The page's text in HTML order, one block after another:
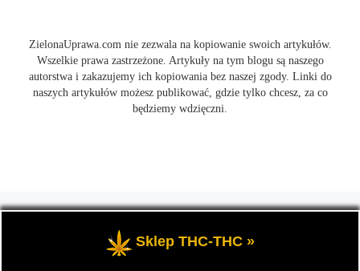
ZielonaUprawa.com nie zezwala na kopiowanie swoich artykułów.
Wszelkie prawa zastrzeżone. Artykuły na tym blogu są naszego
autorstwa i zakazujemy ich kopiowania bez naszej zgody. Linki do
naszych artykułów możesz publikować, gdzie tylko chcesz, za co
będziemy wdzięczni.
wszystko o uprawie i hodowli marihunay, roślin konopi indoor
oraz outdoor.
Sklep THC-THC »